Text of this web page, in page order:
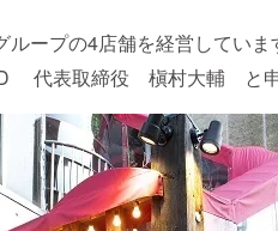
ープの4店舗を経営していま
代表取締役 槇村大輔 と申